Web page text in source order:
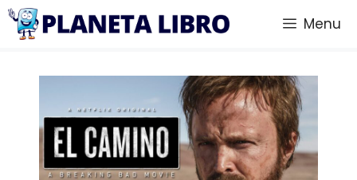
Saltar
Menu